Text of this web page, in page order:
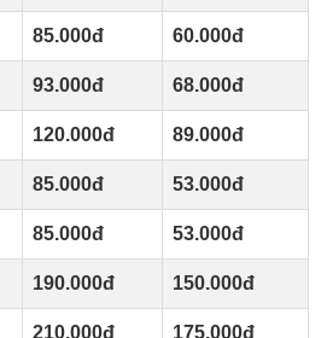
85.000đ 60.000đ
93.000đ 68.000đ
120.000đ 89.000đ
85.000đ 53.000đ
85.000đ 53.000đ
190.000đ 150.000đ
210.000đ 175.000đ